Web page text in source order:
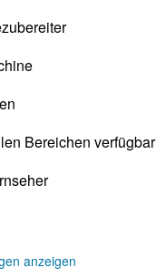
Bereichen verfügbar
anzeigen